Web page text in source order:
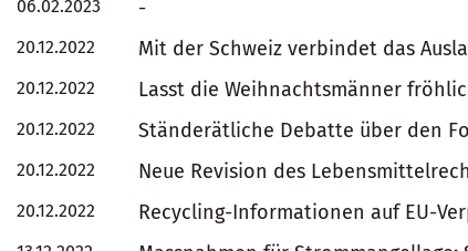
06.02.2023 -
20.12.2022 Mit der Schweiz verbindet das
20.12.2022 Lasst die Weihnachtsmänner
20.12.2022 Ständerätliche Debatte über den
20.12.2022 Neue Revision des
20.12.2022 Recycling-Informationen auf EU-